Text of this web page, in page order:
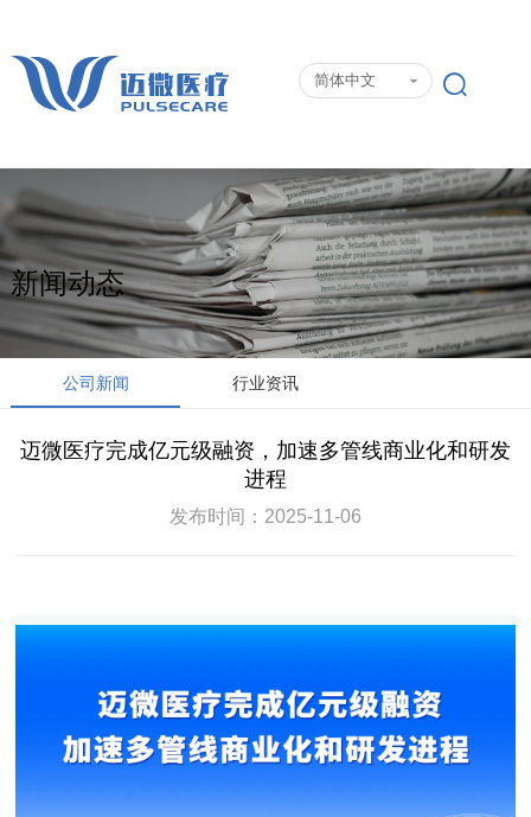
简体中文
新闻动态
公司新闻 行业资讯
迈微医疗完成亿元级融资，加速多管线商业化和研发
进程
发布时间：2025-11-06